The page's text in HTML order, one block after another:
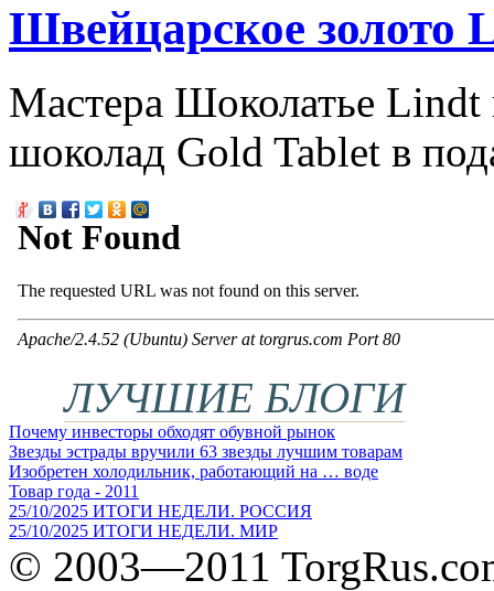
Швейцарское золото
Мастера Шоколатье Lindt
шоколад Gold Tablet в
ЛУЧШИЕ БЛОГИ
Почему инвесторы обходят обувной рынок
Звезды эстрады вручили 63 звезды лучшим товарам
Изобретен холодильник, работающий на … воде
Товар года - 2011
25/10/2025 ИТОГИ НЕДЕЛИ. РОССИЯ
25/10/2025 ИТОГИ НЕДЕЛИ. МИР
© 2003—2011